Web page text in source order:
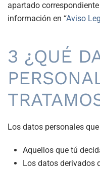
apartado
información en “Aviso
3 ¿QUÉ
Los datos personales
Aquellos que tú
Los datos derivados